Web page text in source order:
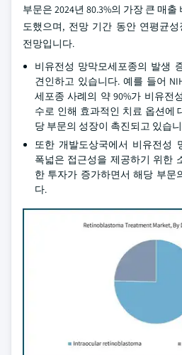
부문은 2024년 80.3%의 가장 큰 매
도했으며, 전망 기간 동안 연평균성
전망입니다.
비유전성 망막모세포종의 발생
견인하고 있습니다. 예를 들어
세포종 사례의 약 90%가 비유전
수로 인해 효과적인 치료 옵션에
당 부문의 성장이 촉진되고 있습
또한 개발도상국에서 비유전성
폭넓은 접근성을 제공하기 위한
한 투자가 증가하면서 해당 부문
다.